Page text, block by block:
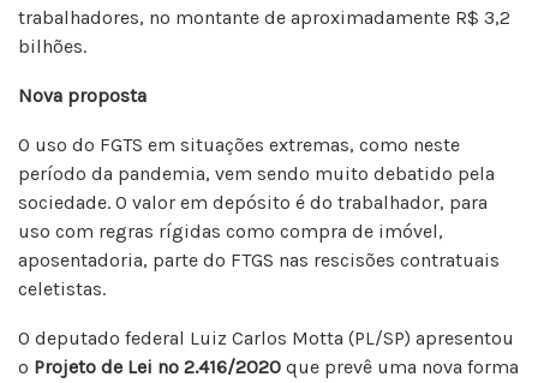
trabalhadores, no montante de aproximadamente R$ 3,2
bilhões.
Nova proposta
O uso do FGTS em situações extremas, como neste
período da pandemia, vem sendo muito debatido pela
sociedade. O valor em depósito é do trabalhador, para
uso com regras rígidas como compra de imóvel,
aposentadoria, parte do FTGS nas rescisões contratuais
celetistas.
O deputado federal Luiz Carlos Motta (PL/SP) apresentou
o Projeto de Lei nº 2.416/2020 que prevê uma nova forma